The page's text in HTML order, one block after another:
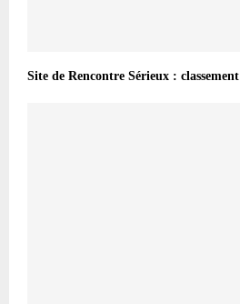
Site de Rencontre Sérieux : classement